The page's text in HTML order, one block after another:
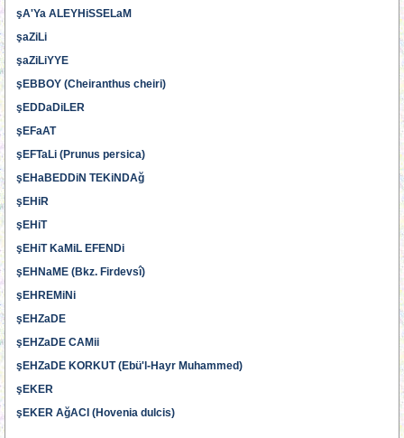
şA'Ya ALEYHiSSELaM
şaZiLi
şaZiLiYYE
şEBBOY (Cheiranthus cheiri)
şEDDaDiLER
şEFaAT
şEFTaLi (Prunus persica)
şEHaBEDDiN TEKiNDAğ
şEHiR
şEHiT
şEHiT KaMiL EFENDi
şEHNaME (Bkz. Firdevsî)
şEHREMiNi
şEHZaDE
şEHZaDE CAMii
şEHZaDE KORKUT (Ebü'l-Hayr Muhammed)
şEKER
şEKER AğACI (Hovenia dulcis)